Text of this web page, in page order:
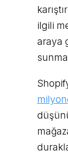
ilgili
araya